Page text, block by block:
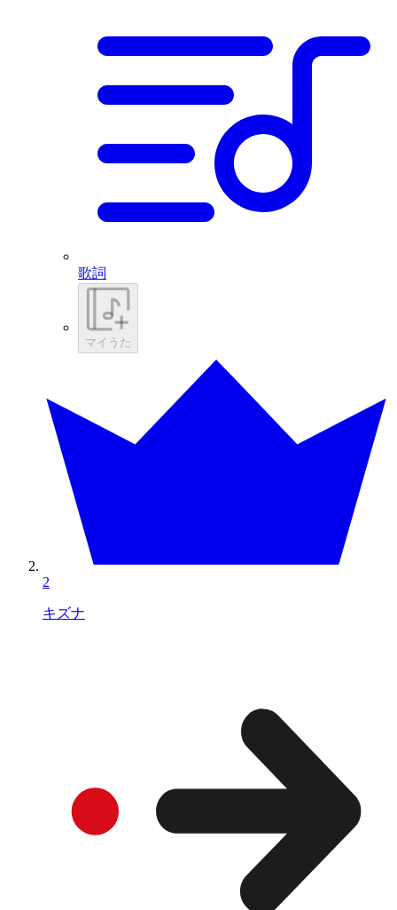
歌詞
マイうた
2
キズナ